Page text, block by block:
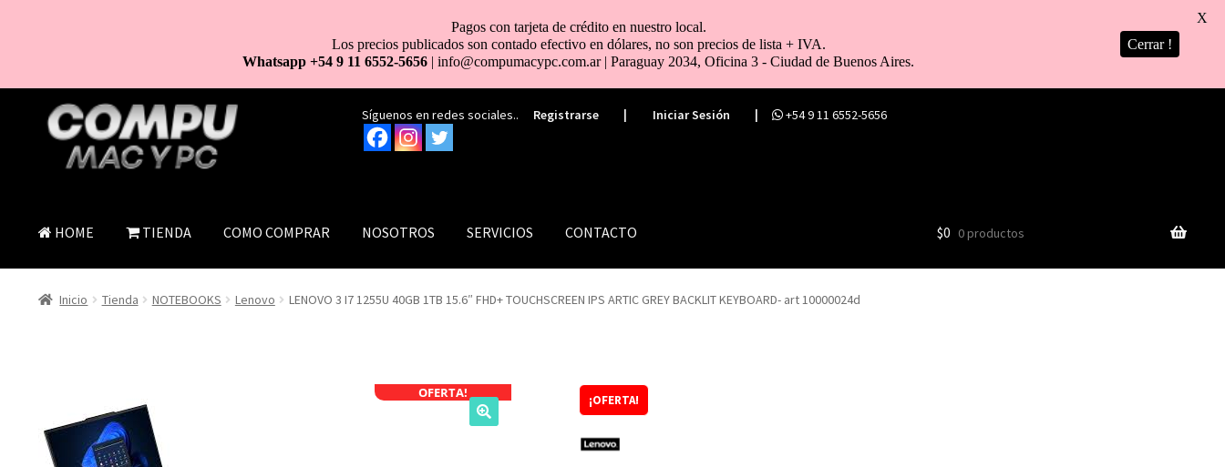
navegación
al
contenido
Síguenos en redes sociales.. Registrarse | Iniciar Sesión | +54 9 11 6552-5656
HOME TIENDA COMO COMPRAR NOSOTROS SERVICIOS CONTACTO $0 0 productos
Inicio Tienda NOTEBOOKS Lenovo LENOVO 3 I7 1255U 40GB 1TB 15.6″ FHD+ TOUCHSCREEN IPS ARTIC GREY BACKLIT KEYBOARD- art 10000024d
¡OFERTA!
OFERTA!
Pagos con tarjeta de crédito en nuestro local.
Los precios publicados son contado efectivo en dólares, no son precios de lista + IVA.
Whatsapp +54 9 11 6552-5656 | info@compumacypc.com.ar | Paraguay 2034, Oficina 3 - Ciudad de Buenos Aires.
Cerrar !
X